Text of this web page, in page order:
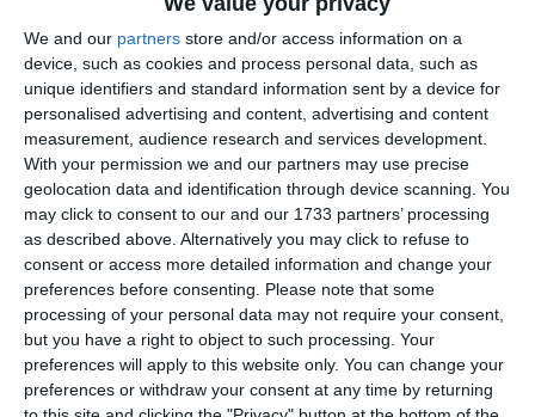
We and our partners store and/or access information on a
device, such as cookies and process personal data, such as
unique identifiers and standard information sent by a device for
personalised advertising and content, advertising and content
measurement, audience research and services development.
With your permission we and our partners may use precise
geolocation data and identification through device scanning. You
may click to consent to our and our 1733 partners’ processing
as described above. Alternatively you may click to refuse to
consent or access more detailed information and change your
preferences before consenting.
Please note that some
processing of your personal data may not require your consent,
but you have a right to object to such processing. Your
preferences will apply to this website only. You can change your
preferences or withdraw your consent at any time by returning
„Ziua Națională a Costumului Tradiţional din România” a
fost instituită prin Legea nr. 102/2015.